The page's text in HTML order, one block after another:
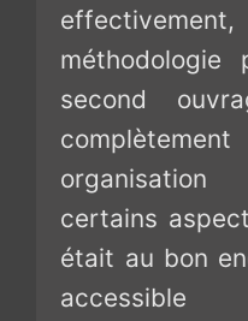
méthodologie
second
certains
était au bon